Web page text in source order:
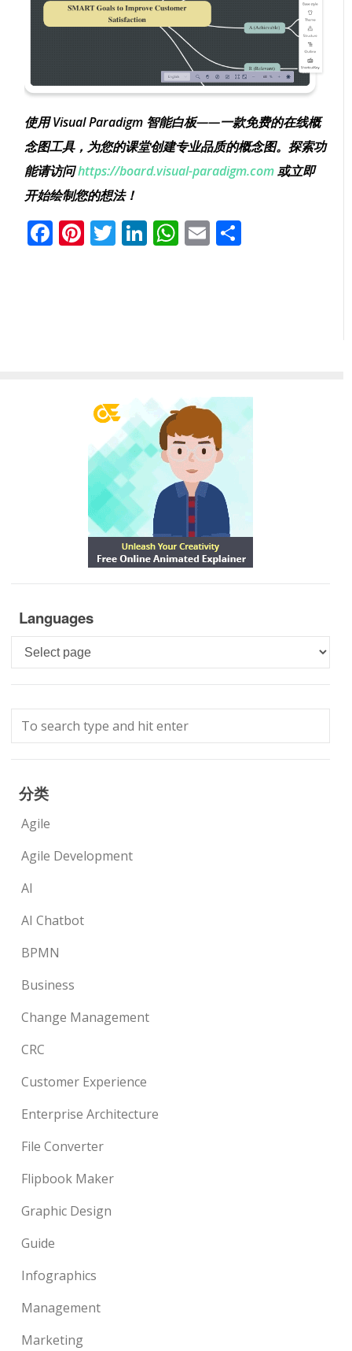
使用 Visual Paradigm 智能白板——一款免费的在线概
念图工具，为您的课堂创建专业品质的概念图。探索功
能请访问https://board.visual-paradigm.com或立即
开始绘制您的想法！
Facebook
Pinterest
Twitter
LinkedIn
WhatsApp
Email
Languages
Languages
分类
Agile
Agile Development
AI
AI Chatbot
BPMN
Business
Change Management
CRC
Customer Experience
Enterprise Architecture
File Converter
Flipbook Maker
Graphic Design
Guide
Infographics
Management
Marketing